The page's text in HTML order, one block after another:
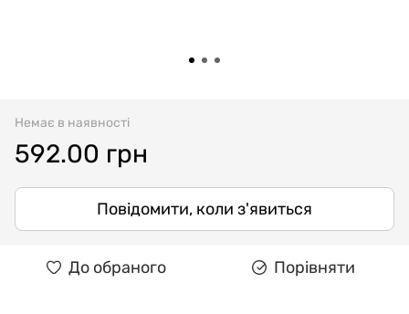
Немає в наявності
592.00 грн
Повідомити, коли з'явиться
До обраного Порівняти